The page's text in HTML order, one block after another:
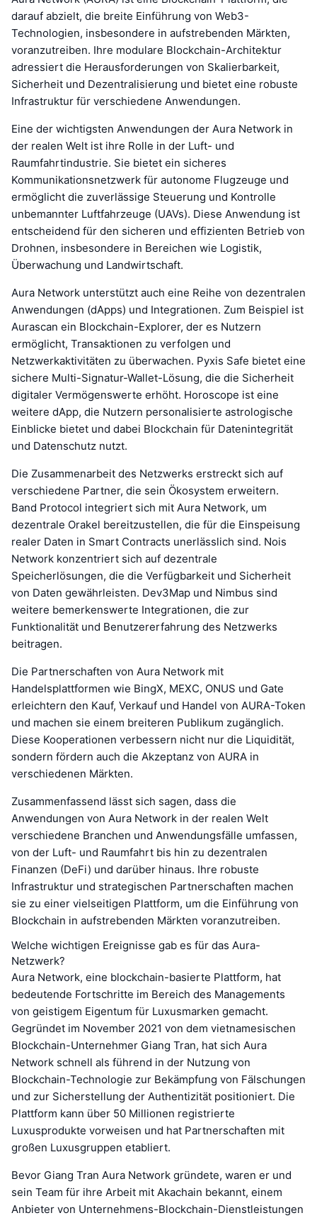
darauf abzielt, die breite Einführung von Web3-
Technologien, insbesondere in aufstrebenden Märkten,
voranzutreiben. Ihre modulare Blockchain-Architektur
adressiert die Herausforderungen von Skalierbarkeit,
Sicherheit und Dezentralisierung und bietet eine robuste
Infrastruktur für verschiedene Anwendungen.
Eine der wichtigsten Anwendungen der Aura Network in
der realen Welt ist ihre Rolle in der Luft- und
Raumfahrtindustrie. Sie bietet ein sicheres
Kommunikationsnetzwerk für autonome Flugzeuge und
ermöglicht die zuverlässige Steuerung und Kontrolle
unbemannter Luftfahrzeuge (UAVs). Diese Anwendung ist
entscheidend für den sicheren und effizienten Betrieb von
Drohnen, insbesondere in Bereichen wie Logistik,
Überwachung und Landwirtschaft.
Aura Network unterstützt auch eine Reihe von dezentralen
Anwendungen (dApps) und Integrationen. Zum Beispiel ist
Aurascan ein Blockchain-Explorer, der es Nutzern
ermöglicht, Transaktionen zu verfolgen und
Netzwerkaktivitäten zu überwachen. Pyxis Safe bietet eine
sichere Multi-Signatur-Wallet-Lösung, die die Sicherheit
digitaler Vermögenswerte erhöht. Horoscope ist eine
weitere dApp, die Nutzern personalisierte astrologische
Einblicke bietet und dabei Blockchain für Datenintegrität
und Datenschutz nutzt.
Die Zusammenarbeit des Netzwerks erstreckt sich auf
verschiedene Partner, die sein Ökosystem erweitern.
Band Protocol integriert sich mit Aura Network, um
dezentrale Orakel bereitzustellen, die für die Einspeisung
realer Daten in Smart Contracts unerlässlich sind. Nois
Network konzentriert sich auf dezentrale
Speicherlösungen, die die Verfügbarkeit und Sicherheit
von Daten gewährleisten. Dev3Map und Nimbus sind
weitere bemerkenswerte Integrationen, die zur
Funktionalität und Benutzererfahrung des Netzwerks
beitragen.
Die Partnerschaften von Aura Network mit
Handelsplattformen wie BingX, MEXC, ONUS und Gate
erleichtern den Kauf, Verkauf und Handel von AURA-Token
und machen sie einem breiteren Publikum zugänglich.
Diese Kooperationen verbessern nicht nur die Liquidität,
sondern fördern auch die Akzeptanz von AURA in
verschiedenen Märkten.
Zusammenfassend lässt sich sagen, dass die
Anwendungen von Aura Network in der realen Welt
verschiedene Branchen und Anwendungsfälle umfassen,
von der Luft- und Raumfahrt bis hin zu dezentralen
Finanzen (DeFi) und darüber hinaus. Ihre robuste
Infrastruktur und strategischen Partnerschaften machen
sie zu einer vielseitigen Plattform, um die Einführung von
Blockchain in aufstrebenden Märkten voranzutreiben.
Welche wichtigen Ereignisse gab es für das Aura-
Netzwerk?
Aura Network, eine blockchain-basierte Plattform, hat
bedeutende Fortschritte im Bereich des Managements
von geistigem Eigentum für Luxusmarken gemacht.
Gegründet im November 2021 von dem vietnamesischen
Blockchain-Unternehmer Giang Tran, hat sich Aura
Network schnell als führend in der Nutzung von
Blockchain-Technologie zur Bekämpfung von Fälschungen
und zur Sicherstellung der Authentizität positioniert. Die
Plattform kann über 50 Millionen registrierte
Luxusprodukte vorweisen und hat Partnerschaften mit
großen Luxusgruppen etabliert.
Bevor Giang Tran Aura Network gründete, waren er und
sein Team für ihre Arbeit mit Akachain bekannt, einem
Anbieter von Unternehmens-Blockchain-Dienstleistungen